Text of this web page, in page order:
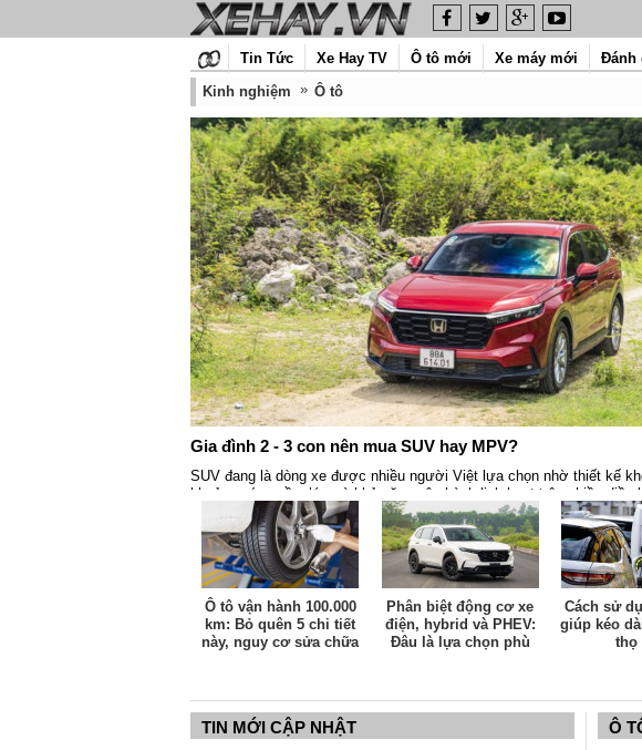
Tin Tức Xe Hay TV Ô tô mới Xe máy mới Đánh
Kinh nghiệm
Ô tô
Gia đình 2 - 3 con nên mua SUV hay MPV?
SUV đang là dòng xe được nhiều người Việt lựa chọn nhờ thiết kế
khoảng sáng gầm lớn và khả năng vận hành linh hoạt trên nhiều điều
Ô tô vận hành 100.000
km: Bỏ quên 5 chi tiết
này, nguy cơ sửa chữa
Phân biệt động cơ xe
điện, hybrid và PHEV:
Đâu là lựa chọn phù
Cách sử
giúp kéo
thọ
TIN MỚI CẬP NHẬT Ô